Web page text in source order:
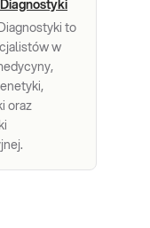
to
w
oraz